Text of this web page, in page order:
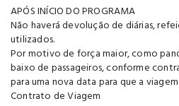
APÓS INÍCIO DO PROGRAMA
Não haverá devolução de diárias,
utilizados.
Por motivo de força maior, como
baixo de passageiros, conforme
para uma nova data para que a
Contrato de Viagem